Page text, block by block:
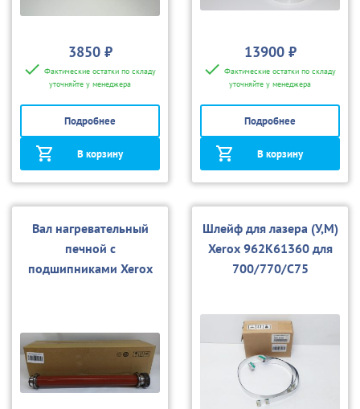
3850 ₽
Фактические остатки по складу
уточняйте у менеджера
Подробнее
В корзину
13900 ₽
Фактические остатки по складу
уточняйте у менеджера
Подробнее
В корзину
Вал нагревательный
печной с
подшипниками Xerox
Шлейф для лазера (У,М)
Xerox 962K61360 для
700/770/С75